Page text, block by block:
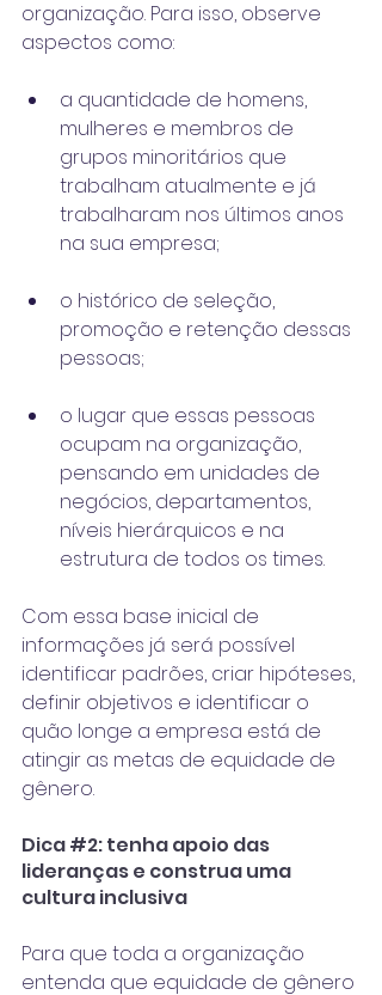
organização. Para isso, observe
aspectos como:
a quantidade de homens,
mulheres e membros de
grupos minoritários que
trabalham atualmente e já
trabalharam nos últimos anos
na sua empresa;
o histórico de seleção,
promoção e retenção dessas
pessoas;
o lugar que essas pessoas
ocupam na organização,
pensando em unidades de
negócios, departamentos,
níveis hierárquicos e na
estrutura de todos os times.
Com essa base inicial de
informações já será possível
identificar padrões, criar hipóteses,
definir objetivos e identificar o
quão longe a empresa está de
atingir as metas de equidade de
gênero.
Dica #2: tenha apoio das
lideranças e construa uma
cultura inclusiva
Para que toda a organização
entenda que equidade de gênero